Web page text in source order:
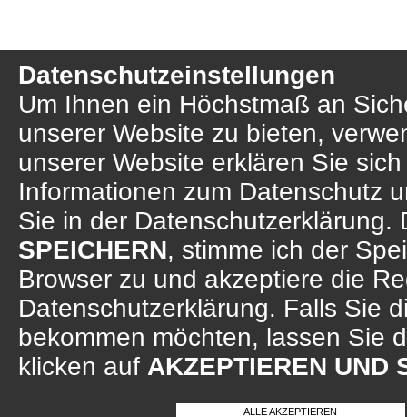
Datenschutzeinstellungen
Um Ihnen ein Höchstmaß an
unserer Website zu bieten,
unserer Website erklären Sie
Informationen zum Datenschutz
Sie in der Datenschutzerklärung.
SPEICHERN, stimme ich der
Browser zu und akzeptiere die
Datenschutzerklärung. Falls Sie
bekommen möchten, lassen Sie
klicken auf AKZEPTIEREN UND
ALLE AKZEPTIEREN